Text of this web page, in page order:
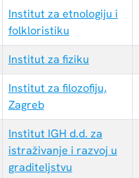
Institut za etnologiju i
folkloristiku
Institut za fiziku
Institut za filozofiju,
Zagreb
Institut IGH d.d. za
istraživanje i razvoj u
graditeljstvu